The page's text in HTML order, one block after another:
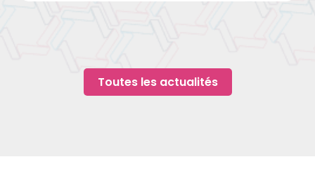
bien plus qu’une image.Toutes les actualités